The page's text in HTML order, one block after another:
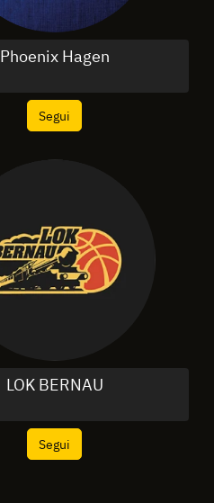
Phoenix Hagen
Segui
LOK BERNAU
Segui